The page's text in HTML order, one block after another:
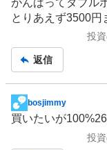
板
記
とりあえず3500円
投
返信
掲
示
bosjimmy
買いたいが
投